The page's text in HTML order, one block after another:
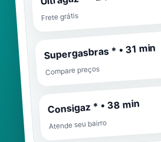
Frete grátis
Supergasbras * • 31 min
Compare preços
Consigaz * • 38 min
Atende seu bairro